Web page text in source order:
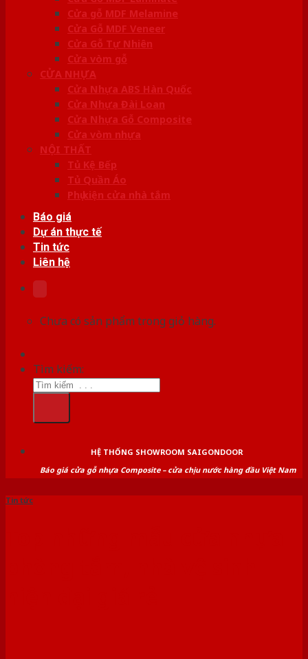
Cửa gỗ MDF Melamine
Cửa Gỗ MDF Veneer
Cửa Gỗ Tự Nhiên
Cửa vòm gỗ
CỬA NHỰA
Cửa Nhựa ABS Hàn Quốc
Cửa Nhựa Đài Loan
Cửa Nhựa Gỗ Composite
Cửa vòm nhựa
NỘI THẤT
Tủ Kệ Bếp
Tủ Quần Áo
Phụ kiện cửa nhà tắm
Báo giá
Dự án thực tế
Tin tức
Liên hệ
Chưa có sản phẩm trong giỏ hàng.
Tìm kiếm:
HỆ THỐNG SHOWROOM SAIGONDOOR
Báo giá cửa gỗ nhựa Composite – cửa chịu nước hàng đầu Việt Nam
Tin tức